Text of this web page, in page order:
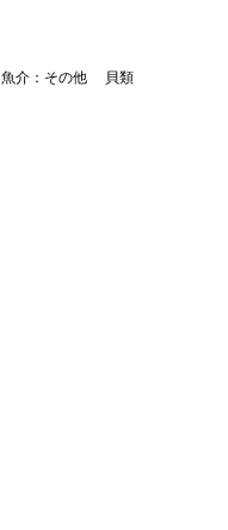
魚介：その他 貝類